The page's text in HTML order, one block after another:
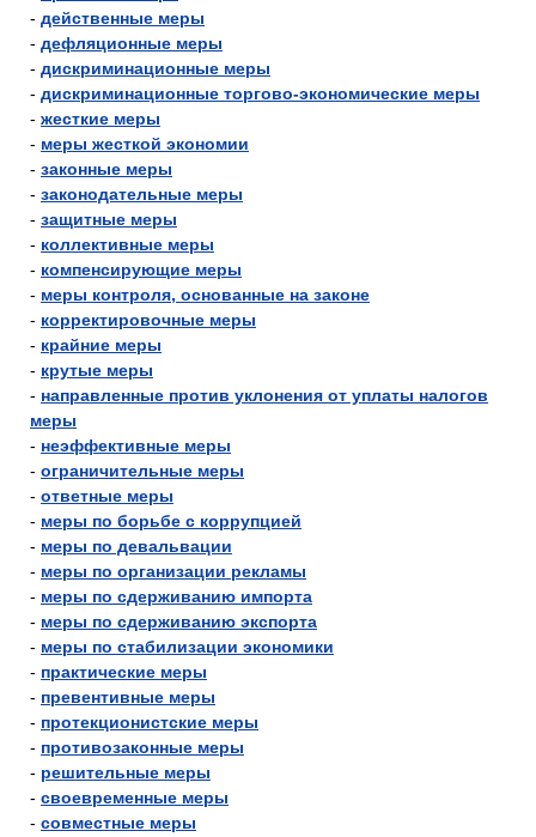
- действенные меры
- дефляционные меры
- дискриминационные меры
- дискриминационные торгово-экономические меры
- жесткие меры
- меры жесткой экономии
- законные меры
- законодательные меры
- защитные меры
- коллективные меры
- компенсирующие меры
- меры контроля, основанные на законе
- корректировочные меры
- крайние меры
- крутые меры
- направленные против уклонения от уплаты налогов
меры
- неэффективные меры
- ограничительные меры
- ответные меры
- меры по борьбе с коррупцией
- меры по девальвации
- меры по организации рекламы
- меры по сдерживанию импорта
- меры по сдерживанию экспорта
- меры по стабилизации экономики
- практические меры
- превентивные меры
- протекционистские меры
- противозаконные меры
- решительные меры
- своевременные меры
- совместные меры